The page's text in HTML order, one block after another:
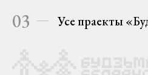
03 Усе праекты